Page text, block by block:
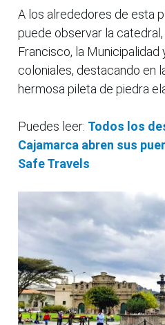
A los alrededores de esta
puede observar la
Francisco, la
coloniales, destacando en
hermosa pileta de piedra
Puedes leer: Todos los
Cajamarca abren sus
Safe Travels